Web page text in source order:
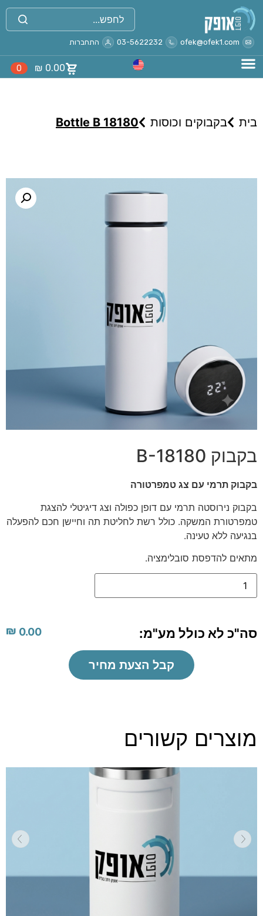
ofek@ofek1.com
03-5622232 התחברות
₪ 0.00
0
בית בקבוקים וכוסות Bottle B 18180
בקבוק B-18180
בקבוק תרמי עם צג טמפרטורה
בקבוק נירוסטה תרמי עם דופן כפולה וצג דיגיטלי להצגת
טמפרטורת המשקה. כולל רשת לחליטת תה וחיישן חכם להפעלה
בנגיעה ללא טעינה.
מתאים להדפסת סובלימציה.
סה"כ לא כולל מע"מ: ₪ 0.00
קבל הצעת מחיר
מוצרים קשורים